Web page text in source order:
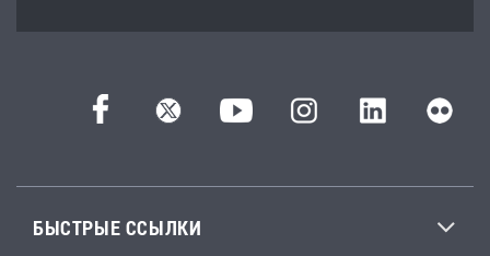
БЫСТРЫЕ ССЫЛКИ